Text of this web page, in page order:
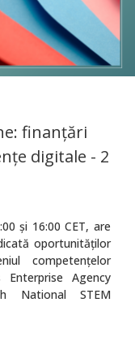
finanțări
digitale - 2
și 16:00 CET, are
oportunităților
competențelor
Agency
National STEM